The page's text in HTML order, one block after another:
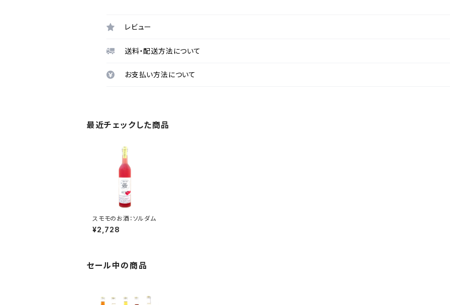
レビュー
送料・配送方法について
お支払い方法について
最近チェックした商品
スモモのお酒：ソルダム
¥2,728
セール中の商品